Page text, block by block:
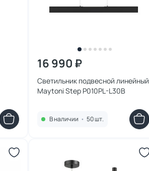
16 990 ₽
Светильник подвесной линейный
Maytoni Step P010PL-L30B
В наличии • 50 шт.